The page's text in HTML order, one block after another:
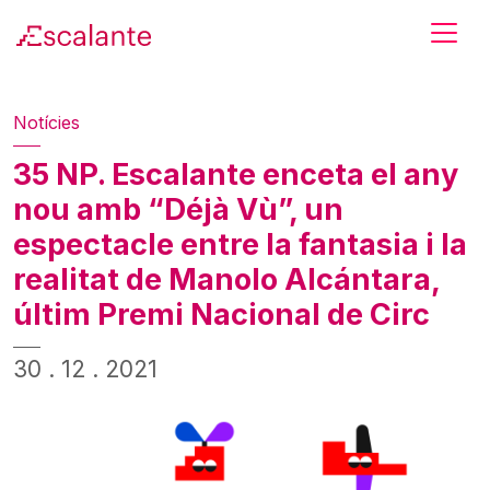
Notícies
35 NP. Escalante enceta el any
nou amb “Déjà Vù”, un
espectacle entre la fantasia i la
realitat de Manolo Alcántara,
últim Premi Nacional de Circ
30 . 12 . 2021